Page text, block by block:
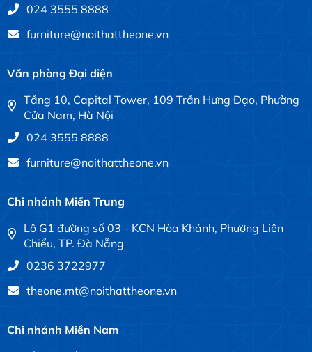
024 3555 8888
furniture@noithattheone.vn
Văn phòng Đại diện
Tầng 10, Capital Tower, 109 Trần Hưng Đạo, Phường
Cửa Nam, Hà Nội
024 3555 8888
furniture@noithattheone.vn
Chi nhánh Miền Trung
Lô G1 đường số 03 - KCN Hòa Khánh, Phường Liên
Chiểu, TP. Đà Nẵng
0236 3722977
theone.mt@noithattheone.vn
Chi nhánh Miền Nam